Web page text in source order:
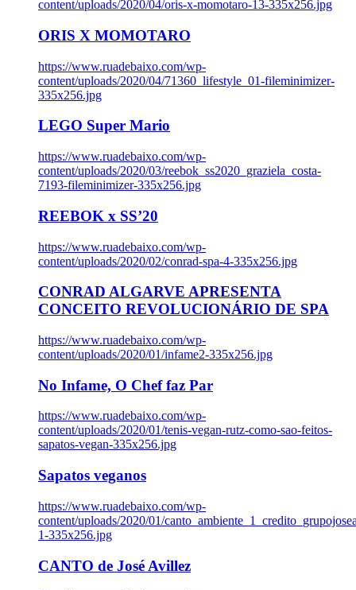
content/uploads/2020/04/oris-x-momotaro-13-335x256.jpg
ORIS X MOMOTARO
https://www.ruadebaixo.com/wp-
content/uploads/2020/04/71360_lifestyle_01-fileminimizer-
335x256.jpg
LEGO Super Mario
https://www.ruadebaixo.com/wp-
content/uploads/2020/03/reebok_ss2020_graziela_costa-
7193-fileminimizer-335x256.jpg
REEBOK x SS’20
https://www.ruadebaixo.com/wp-
content/uploads/2020/02/conrad-spa-4-335x256.jpg
CONRAD ALGARVE APRESENTA
CONCEITO REVOLUCIONÁRIO DE SPA
https://www.ruadebaixo.com/wp-
content/uploads/2020/01/infame2-335x256.jpg
No Infame, O Chef faz Par
https://www.ruadebaixo.com/wp-
content/uploads/2020/01/tenis-vegan-rutz-como-sao-feitos-
sapatos-vegan-335x256.jpg
Sapatos veganos
https://www.ruadebaixo.com/wp-
content/uploads/2020/01/
1-335x256.jpg
CANTO de José Avillez